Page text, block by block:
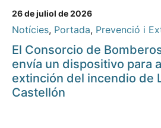
26 de juliol de 2026
Notícies, Portada, Prevenció i
El Consorcio de
envía un dispositivo para
extinción del incendio de
Castellón